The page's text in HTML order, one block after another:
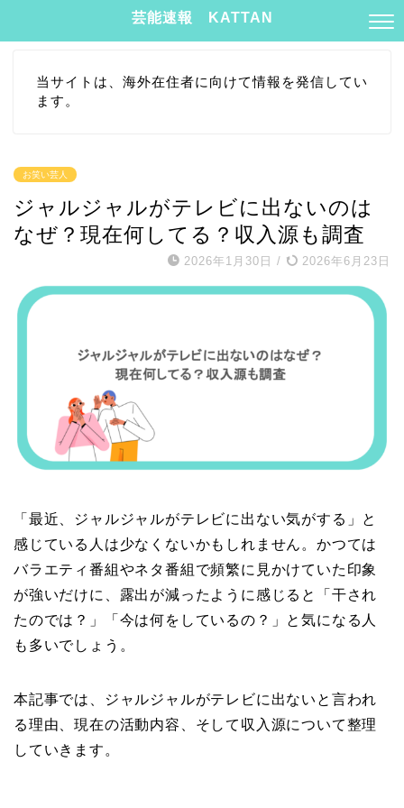
芸能速報 KATTAN
当サイトは、海外在住者に向けて情報を発信してい
ます。
お笑い芸人
ジャルジャルがテレビに出ないのは
なぜ？現在何してる？収入源も調査
2026年1月30日 / 2026年6月23日
「最近、ジャルジャルがテレビに出ない気がする」と
感じている人は少なくないかもしれません。かつては
バラエティ番組やネタ番組で頻繁に見かけていた印象
が強いだけに、露出が減ったように感じると「干され
たのでは？」「今は何をしているの？」と気になる人
も多いでしょう。
本記事では、ジャルジャルがテレビに出ないと言われ
る理由、現在の活動内容、そして収入源について整理
していきます。